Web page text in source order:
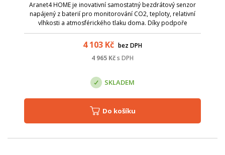
Aranet4 HOME je inovativní samostatný bezdrátový senzor
napájený z baterií pro monitorování CO2, teploty, relativní
vlhkosti a atmosférického tlaku doma. Díky podpoře
Bluetooth je možné vyčítat grafy a statistiky.
4 103 Kč bez DPH
4 965 Kčs DPH
SKLADEM
Do košíku